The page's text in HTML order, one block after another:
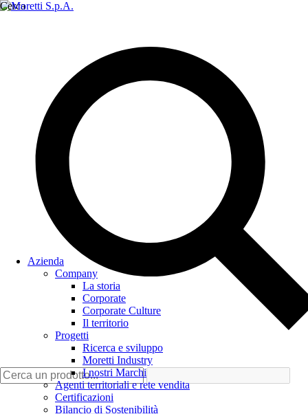
Cerca
Azienda
Company
La storia
Corporate
Corporate Culture
Il territorio
Progetti
Ricerca e sviluppo
Moretti Industry
I nostri Marchi
Agenti territoriali e rete vendita
Certificazioni
Bilancio di Sostenibilità